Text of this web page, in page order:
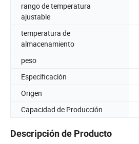
rango de temperatura
ajustable
temperatura de
almacenamiento
peso
Especificación
Origen
Capacidad de Producción
Descripción de Producto